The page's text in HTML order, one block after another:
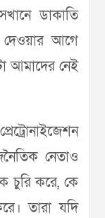
ডাকাতি
দেওয়ার আগে
আমাদের নেই
নেতাও
চুরি করে, কে
তারা যদি